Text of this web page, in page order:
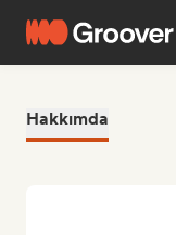
Hakkımda